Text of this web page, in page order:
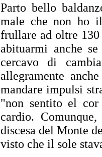
Parto bello
male che non ho il
frullare ad oltre
abituarmi anche
cercavo di
allegramente
mandare impulsi
"non sentito el
cardio.
discesa del Monte
visto che il sole